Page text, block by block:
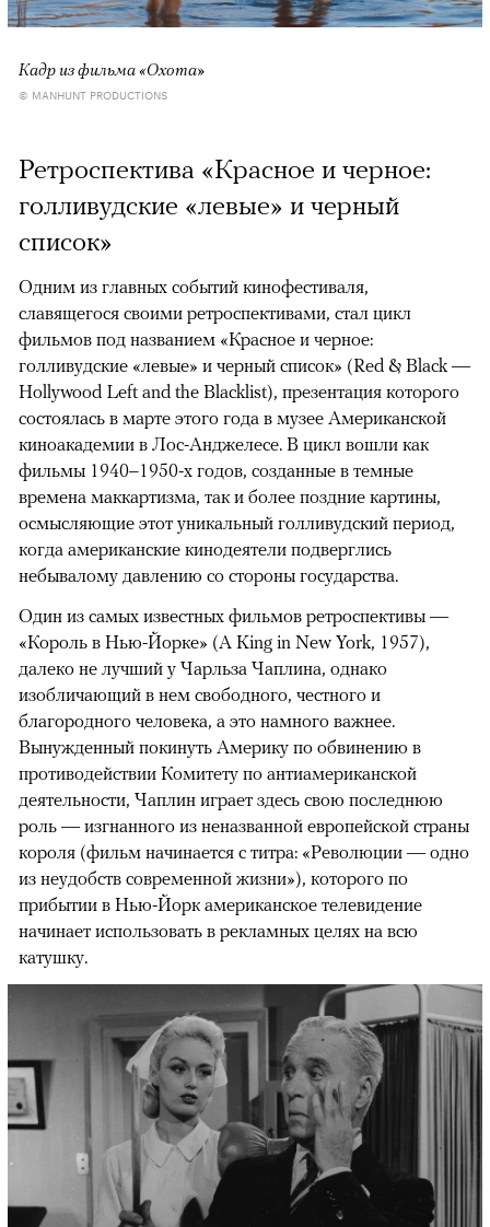
Кадр из фильма «Охота»
© MANHUNT PRODUCTIONS
Ретроспектива «Красное и черное:
голливудские «левые» и черный
список»
Одним из главных событий кинофестиваля,
славящегося своими ретроспективами, стал цикл
фильмов под названием «Красное и черное:
голливудские «левые» и черный список» (Red & Black —
Hollywood Left and the Blacklist), презентация которого
состоялась в марте этого года в музее Американской
киноакадемии в Лос-Анджелесе. В цикл вошли как
фильмы 1940–1950-х годов, созданные в темные
времена маккартизма, так и более поздние картины,
осмысляющие этот уникальный голливудский период,
когда американские кинодеятели подверглись
небывалому давлению со стороны государства.
Один из самых известных фильмов ретроспективы —
«Король в Нью-Йорке» (A King in New York, 1957),
далеко не лучший у Чарльза Чаплина, однако
изобличающий в нем свободного, честного и
благородного человека, а это намного важнее.
Вынужденный покинуть Америку по обвинению в
противодействии Комитету по антиамериканской
деятельности, Чаплин играет здесь свою последнюю
роль — изгнанного из неназванной европейской страны
короля (фильм начинается с титра: «Революции — одно
из неудобств современной жизни»), которого по
прибытии в Нью-Йорк американское телевидение
начинает использовать в рекламных целях на всю
катушку.